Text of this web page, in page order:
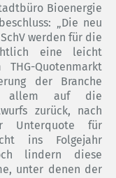
Bioenergie
„Die neu
werden für die
eine leicht
Quotenmarkt
der Branche
allem auf die
zurück, nach
Unterquote für
ins Folgejahr
lindern diese
unter denen der